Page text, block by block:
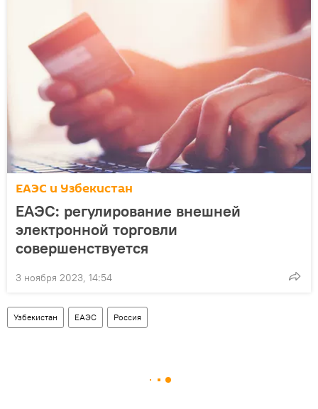
ЕАЭС и Узбекистан
ЕАЭС: регулирование внешней
электронной торговли
совершенствуется
3 ноября 2023, 14:54
Узбекистан ЕАЭС Россия